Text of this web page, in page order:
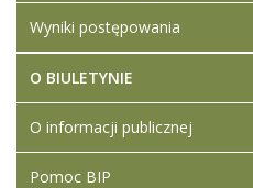
Wyniki postępowania
O BIULETYNIE
O informacji publicznej
Pomoc BIP